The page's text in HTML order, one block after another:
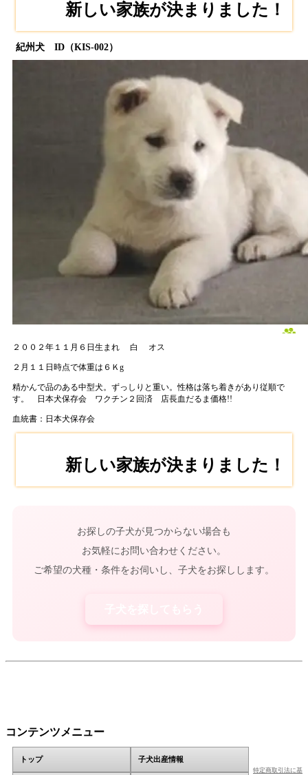
新しい家族が決まりました！
紀州犬 ID（KIS-002）
２００２年１１月６日生まれ 白 オス
２月１１日時点で体重は６Ｋg
精かんで品のある中型犬。ずっしりと重い。性格は落ち着きがあり従順で
す。 日本犬保存会 ワクチン２回済 店長血だるま価格!!
血統書：日本犬保存会
新しい家族が決まりました！
お探しの子犬が見つからない場合も
お気軽にお問い合わせください。
ご希望の犬種・条件をお伺いし、子犬をお探しします。
コンテンツメニュー
トップ 子犬出産情報
特定商取引法に基